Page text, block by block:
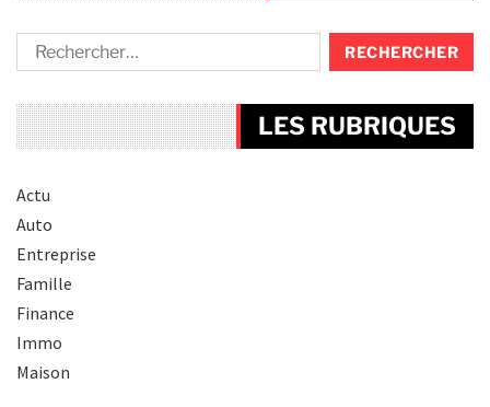
LES RUBRIQUES
Actu
Auto
Entreprise
Famille
Finance
Immo
Maison